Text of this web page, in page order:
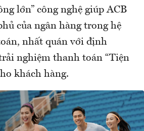
lớn” công nghệ giúp ACB
của ngân hàng trong hệ
nhất quán với định
nghiệm thanh toán “Tiện
khách hàng.